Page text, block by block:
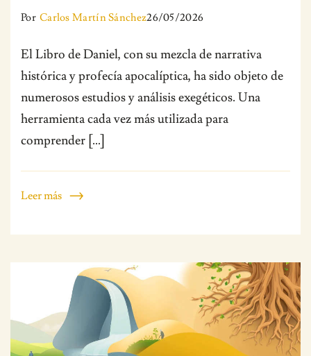
Por Carlos Martín Sánchez26/05/2026
El Libro de Daniel, con su mezcla de narrativa
histórica y profecía apocalíptica, ha sido objeto de
numerosos estudios y análisis exegéticos. Una
herramienta cada vez más utilizada para
comprender […]
Leer más